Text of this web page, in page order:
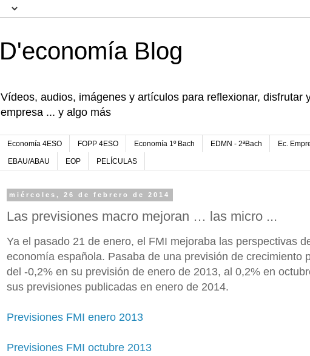
D'economía Blog
Vídeos, audios, imágenes y artículos para reflexionar, disfrutar
empresa ... y algo más
Economía 4ESO FOPP 4ESO Economía 1º Bach EDMN - 2ªBach Ec.
EBAU/ABAU EOP PELÍCULAS
miércoles, 26 de febrero de 2014
Las previsiones macro mejoran … las micro ...
Ya el pasado 21 de enero, el FMI mejoraba las perspectivas
economía española. Pasaba de una previsión de crecimiento
del -0,2% en su previsión de enero de 2013, al 0,2% en
sus previsiones publicadas en enero de 2014.
Previsiones FMI enero 2013
Previsiones FMI octubre 2013